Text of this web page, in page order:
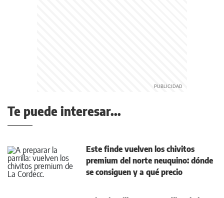
Te puede interesar...
Este finde vuelven los chivitos
premium del norte neuquino: dónde
se consiguen y a qué precio